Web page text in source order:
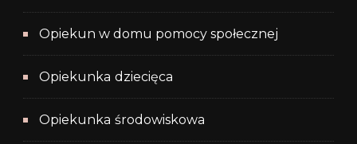
Opiekun w domu pomocy społecznej
Opiekunka dziecięca
Opiekunka środowiskowa